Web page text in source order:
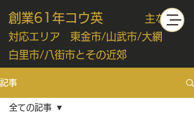
創業61年コウ英
主な
対応エリア 東金市/山武市/大網
白里市/八街市とその近郊
記事
全ての記事